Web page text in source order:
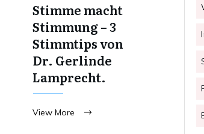
Stimme macht
Stimmung – 3
Stimmtips von
Dr. Gerlinde
Lamprecht.
View More